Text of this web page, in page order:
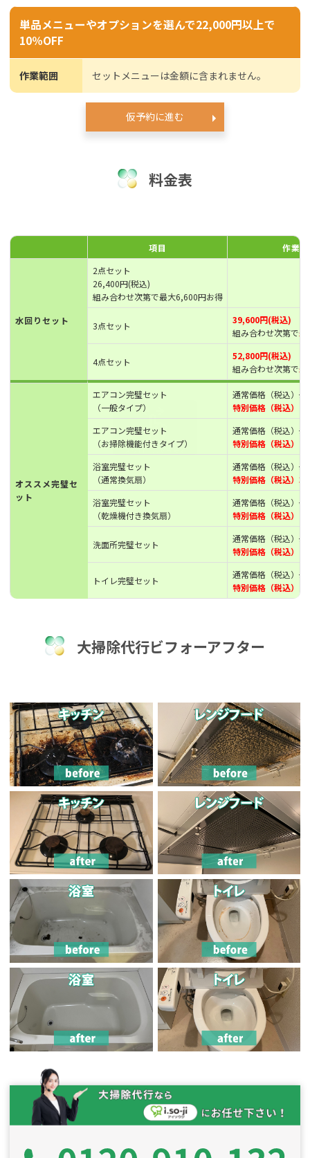
単品メニューやオプションを選んで22,000円以上で
10％OFF
作業範囲 セットメニューは金額に含まれません。
仮予約に進む
料金表
項目 作業
水回りセット
2点セット
26,400円(税込)
組み合わせ次第で最大6,600円お得
3点セット
39,600円(税込)
組み合わせ次第で最
4点セット
52,800円(税込)
組み合わせ次第で最
オススメ完璧セ
ット
エアコン完璧セット
（一般タイプ）
通常価格（税込）
特別価格（税込）
エアコン完璧セット
（お掃除機能付きタイプ）
通常価格（税込）
特別価格（税込）
浴室完璧セット
（通常換気扇）
通常価格（税込）
特別価格（税込）
浴室完璧セット
（乾燥機付き換気扇）
通常価格（税込）
特別価格（税込）
洗面所完璧セット
通常価格（税込）
特別価格（税込）
トイレ完璧セット
通常価格（税込）
特別価格（税込）
大掃除代行ビフォーアフター